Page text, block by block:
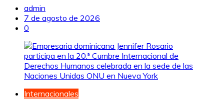
admin
7 de agosto de 2026
0
Internacionales